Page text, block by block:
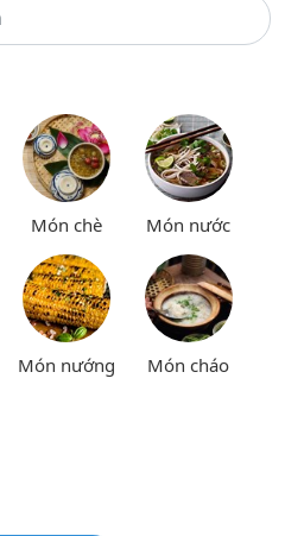
Món chè Món nước
Món nướng Món cháo